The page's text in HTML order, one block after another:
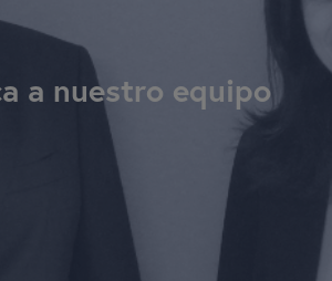
a nuestro equipo